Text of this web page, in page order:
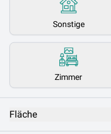
Sonstige
Zimmer
Fläche